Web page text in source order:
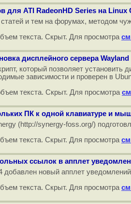
для ATI RadeonHD Series на Linux
и тем на форумах, методом
текста. Скрыт. Для просмотра
дисплейного сервера
который позволяет
зависимости и проверен в
текста. Скрыт. Для просмотра
ПК к одной клавиатуре и
(http://synergy-foss.org/)
текста. Скрыт. Для просмотра
ссылок в апплет
добавлен новый апплет
текста. Скрыт. Для просмотра